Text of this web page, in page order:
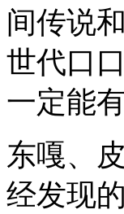
间传说
世代口
一定能
东嘎、
经发现